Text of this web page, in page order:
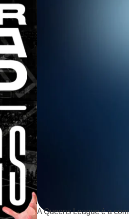
A Queens League é a